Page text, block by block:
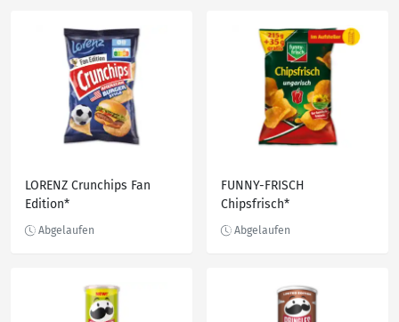
LORENZ Crunchips Fan
Edition*
FUNNY-FRISCH
Chipsfrisch*